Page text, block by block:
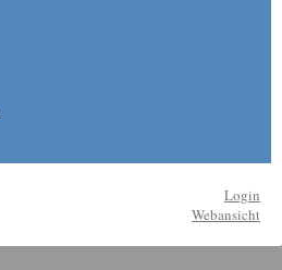
Login
Webansicht